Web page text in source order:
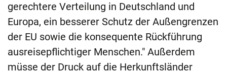
gerechtere Verteilung in Deutschland und
Europa, ein besserer Schutz der Außengrenzen
der EU sowie die konsequente Rückführung
ausreisepflichtiger Menschen." Außerdem
müsse der Druck auf die Herkunftsländer